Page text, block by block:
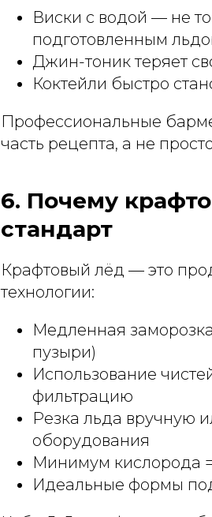
Виски с водой — не
подготовленным
Джин-тоник теряет
Коктейли быстро
Профессиональные
часть рецепта, а не
6. Почему
стандарт
Крафтовый лёд — это
технологии:
Медленная
пузыри)
Использование
фильтрацию
Резка льда вручную
оборудования
Минимум кислорода
Идеальные формы